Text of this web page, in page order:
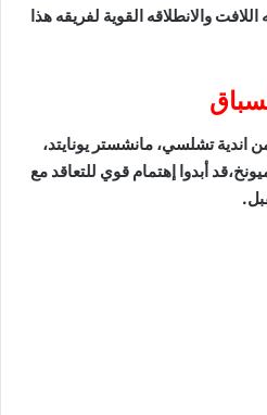
والانطلاقه القوية لفريقه هذا
تشلسي، مانشستر يونايتد،
أبدوا إهتمام قوي للتعاقد مع